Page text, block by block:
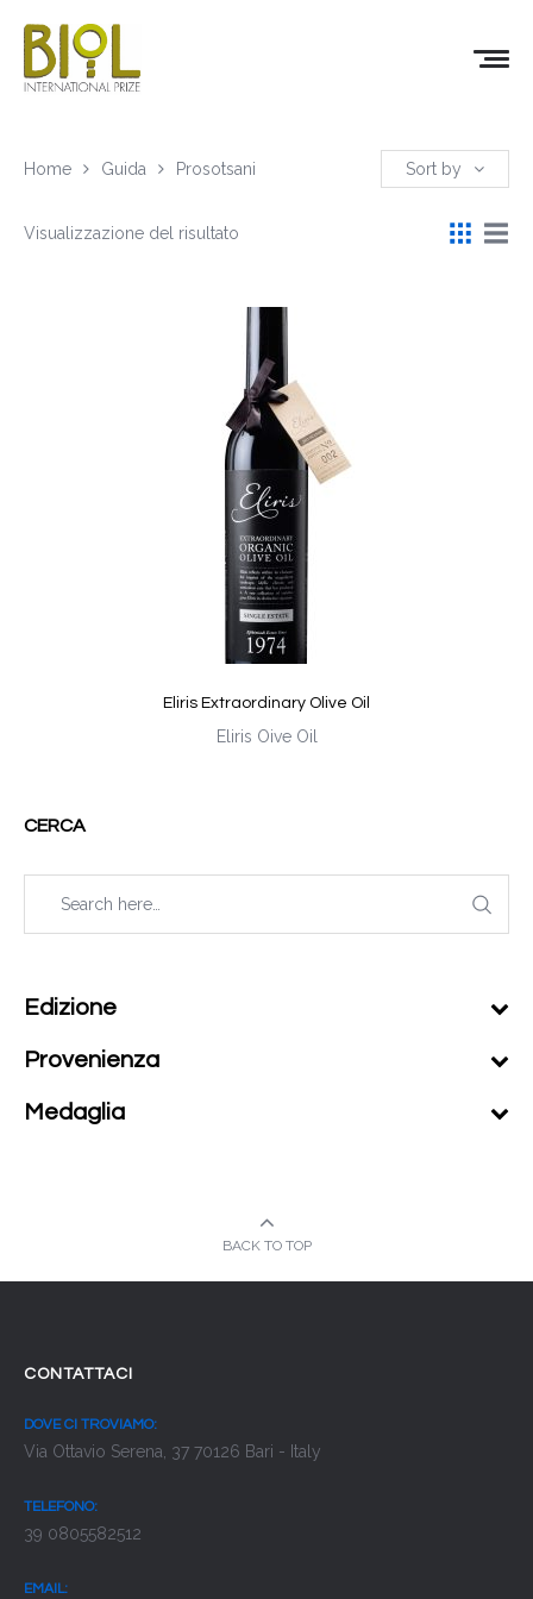
Home Guida Prosotsani Sort by
Visualizzazione del risultato
Eliris Extraordinary Olive Oil
Eliris Oive Oil
CERCA
Edizione
Provenienza
Medaglia
BACK TO TOP
CONTATTACI
DOVE CI TROVIAMO:
Via Ottavio Serena, 37 70126 Bari - Italy
TELEFONO:
39 0805582512
EMAIL: